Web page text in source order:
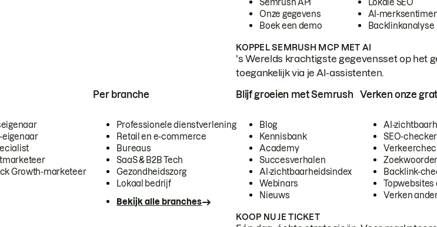
Semrush API
Onze gegevens
Boek een demo
Lokale SEO
AI-
Backlinkanalyse
KOPPEL SEMRUSH MCP MET AI
's Werelds krachtigste gegevensset op het
toegankelijk via je AI-assistenten.
eigenaar
Growth-marketeer
Per branche
Professionele dienstverlening
Retail en e-commerce
Bureaus
SaaS & B2B Tech
Gezondheidszorg
Lokaal bedrijf
Bekijk alle branches
Blijf groeien met Semrush
Blog
Kennisbank
Academy
Succesverhalen
AI-zichtbaarheidsindex
Webinars
Nieuws
Verken onze
AI-
SEO-checker
Backlink-
Topwebsites
Verken
KOOP NU JE TICKET